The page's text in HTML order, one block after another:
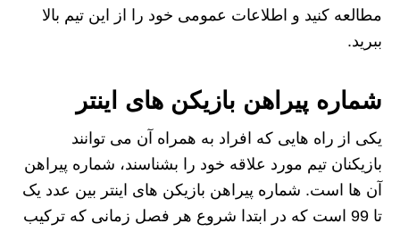
مطالعه کنید و اطلاعات عمومی خود را از این تیم بالا
ببرید.
شماره پیراهن بازیکن های اینتر
یکی از راه هایی که افراد به همراه آن می توانند
بازیکنان تیم مورد علاقه خود را بشناسند، شماره پیراهن
آن ها است. شماره پیراهن بازیکن های اینتر بین عدد یک
تا 99 است که در ابتدا شروع هر فصل زمانی که ترکیب